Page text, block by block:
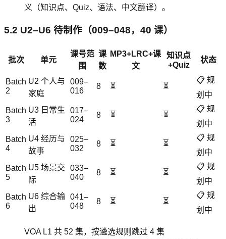
义（知识点、Quiz、语法、中文翻译）。
5.2 U2–U6 待制作（009–048，40 课）
批次 单元
课号范
围
课
数
MP3+LRC+课
文
知识点
+Quiz
状态
Batch
2
U2 个人与
家庭
009–
016
8 ⏳ ⏳
📋 规
划中
Batch
3
U3 日常生
活
017–
024
8 ⏳ ⏳
📋 规
划中
Batch
4
U4 经历与
故事
025–
032
8 ⏳ ⏳
📋 规
划中
Batch
5
U5 场景交
际
033–
040
8 ⏳ ⏳
📋 规
划中
Batch
6
U6 综合输
出
041–
048
8 ⏳ ⏳
📋 规
划中
VOA L1 共 52 集，按遴选规则跳过 4 集